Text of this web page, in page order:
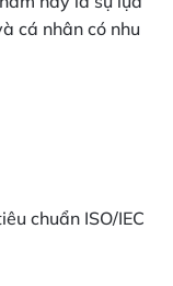
cá nhân có nhu
chuẩn ISO/IEC